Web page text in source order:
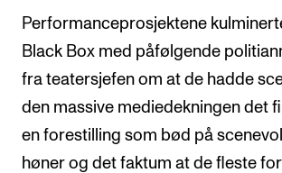
Performanceprosjektene
Black Box med påfølgende
fra teatersjefen om at de hadde
den massive mediedekningen det
en forestilling som bød på
høner og det faktum at de fleste